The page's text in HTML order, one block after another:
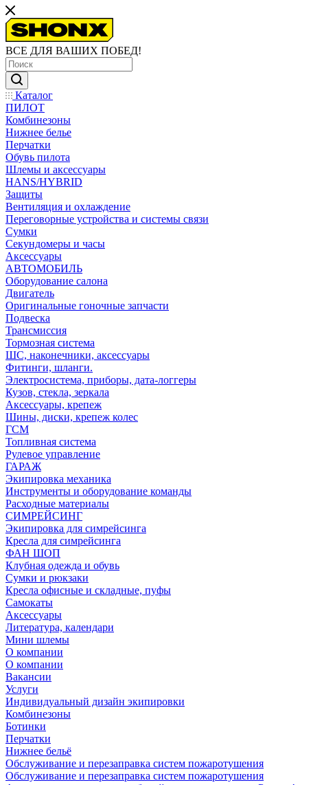
ВСЕ ДЛЯ ВАШИХ ПОБЕД!
Каталог
ПИЛОТ
Комбинезоны
Нижнее белье
Перчатки
Обувь пилота
Шлемы и аксессуары
HANS/HYBRID
Защиты
Вентиляция и охлаждение
Переговорные устройства и системы связи
Сумки
Секундомеры и часы
Аксессуары
АВТОМОБИЛЬ
Оборудование салона
Двигатель
Оригинальные гоночные запчасти
Подвеска
Трансмиссия
Тормозная система
ШС, наконечники, аксессуары
Фитинги, шланги.
Электросистема, приборы, дата-логгеры
Кузов, стекла, зеркала
Аксессуары, крепеж
Шины, диски, крепеж колес
ГСМ
Топливная система
Рулевое управление
ГАРАЖ
Экипировка механика
Инструменты и оборудование команды
Расходные материалы
СИМРЕЙСИНГ
Экипировка для симрейсинга
Кресла для симрейсинга
ФАН ШОП
Клубная одежда и обувь
Сумки и рюкзаки
Кресла офисные и складные, пуфы
Самокаты
Аксессуары
Литература, календари
Мини шлемы
О компании
О компании
Вакансии
Услуги
Индивидуальный дизайн экипировки
Комбинезоны
Ботинки
Перчатки
Нижнее бельё
Обслуживание и перезаправка систем пожаротушения
Обслуживание и перезаправка систем пожаротушения